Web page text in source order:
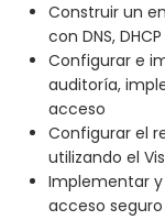
Construir un
con DNS,
Configurar e
auditoría,
acceso
Configurar el
utilizando el
Implementar
acceso